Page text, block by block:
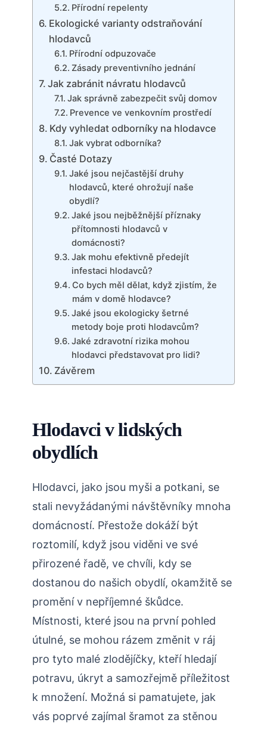
Přírodní repelenty
Ekologické varianty odstraňování
hlodavců
Přírodní odpuzovače
Zásady preventivního ‌jednání
Jak zabránit návratu hlodavců
Jak správně zabezpečit svůj domov
Prevence ‍ve venkovním prostředí
Kdy vyhledat odborníky⁣ na hlodavce
Jak vybrat odborníka?
Časté Dotazy
Jaké jsou nejčastější druhy
hlodavců, ⁤které ohrožují naše
obydlí?
Jaké jsou nejběžnější příznaky
přítomnosti hlodavců v
domácnosti?
Jak mohu efektivně předejít
infestaci hlodavců?
Co bych měl ​dělat, když ‍zjistím, že
mám ⁤v domě hlodavce?
Jaké jsou ekologicky šetrné
metody boje proti hlodavcům?
Jaké zdravotní rizika ⁤mohou
hlodavci představovat pro lidi?
Závěrem
Hlodavci v lidských
obydlích
Hlodavci, jako jsou myši a potkani, se
stali nevyžádanými návštěvníky mnoha
domácností. Přestože dokáží být
roztomilí, když jsou viděni ve své
přirozené řadě, ve chvíli, kdy⁤ se
dostanou⁣ do našich​ obydlí, okamžitě se‍
promění v nepříjemné škůdce.
Místnosti, které ⁣jsou na první pohled
útulné, se mohou rázem změnit v ráj
pro ⁣tyto ⁤malé zlodějíčky, kteří hledají
⁢potravu, ‍úkryt a samozřejmě příležitost
k množení. Možná si pamatujete, jak ​
vás ⁣poprvé zajímal šramot za stěnou